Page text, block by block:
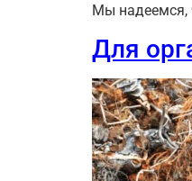
Мы надеемся,
Для